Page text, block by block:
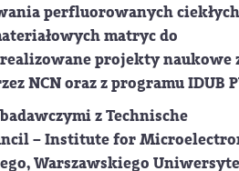
perfluorowanych ciekłych
matryc do
projekty naukowe
NCN oraz z programu IDUB
z Technische
– Institute for
Warszawskiego